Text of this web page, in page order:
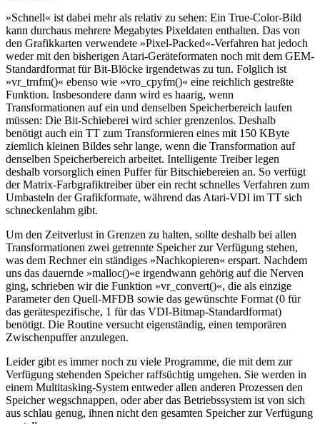
»Schnell« ist dabei mehr als relativ zu sehen: Ein True-Color-Bild
kann durchaus mehrere Megabytes Pixeldaten enthalten. Das von
den Grafikkarten verwendete »Pixel-Packed«-Verfahren hat jedoch
weder mit den bisherigen Atari-Geräteformaten noch mit dem GEM-
Standardformat für Bit-Blöcke irgendetwas zu tun. Folglich ist
»vr_trnfm()« ebenso wie »vro_cpyfm()« eine reichlich gestreßte
Funktion. Insbesondere dann wird es haarig, wenn
Transformationen auf ein und denselben Speicherbereich laufen
müssen: Die Bit-Schieberei wird schier grenzenlos. Deshalb
benötigt auch ein TT zum Transformieren eines mit 150 KByte
ziemlich kleinen Bildes sehr lange, wenn die Transformation auf
denselben Speicherbereich arbeitet. Intelligente Treiber legen
deshalb vorsorglich einen Puffer für Bitschiebereien an. So verfügt
der Matrix-Farbgrafiktreiber über ein recht schnelles Verfahren zum
Umbasteln der Grafikformate, während das Atari-VDI im TT sich
schneckenlahm gibt.
Um den Zeitverlust in Grenzen zu halten, sollte deshalb bei allen
Transformationen zwei getrennte Speicher zur Verfügung stehen,
was dem Rechner ein ständiges »Nachkopieren« erspart. Nachdem
uns das dauernde »malloc()«e irgendwann gehörig auf die Nerven
ging, schrieben wir die Funktion »vr_convert()«, die als einzige
Parameter den Quell-MFDB sowie das gewünschte Format (0 für
das gerätespezifische, 1 für das VDI-Bitmap-Standardformat)
benötigt. Die Routine versucht eigenständig, einen temporären
Zwischenpuffer anzulegen.
Leider gibt es immer noch zu viele Programme, die mit dem zur
Verfügung stehenden Speicher raffsüchtig umgehen. Sie werden in
einem Multitasking-System entweder allen anderen Prozessen den
Speicher wegschnappen, oder aber das Betriebssystem ist von sich
aus schlau genug, ihnen nicht den gesamten Speicher zur Verfügung